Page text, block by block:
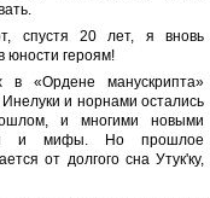
спустя 20 лет, я вновь
юности героям!
в «Ордене манускрипта»
и норнами остались
и многими новыми
и мифы. Но прошлое
от долгого сна Утук'ку,